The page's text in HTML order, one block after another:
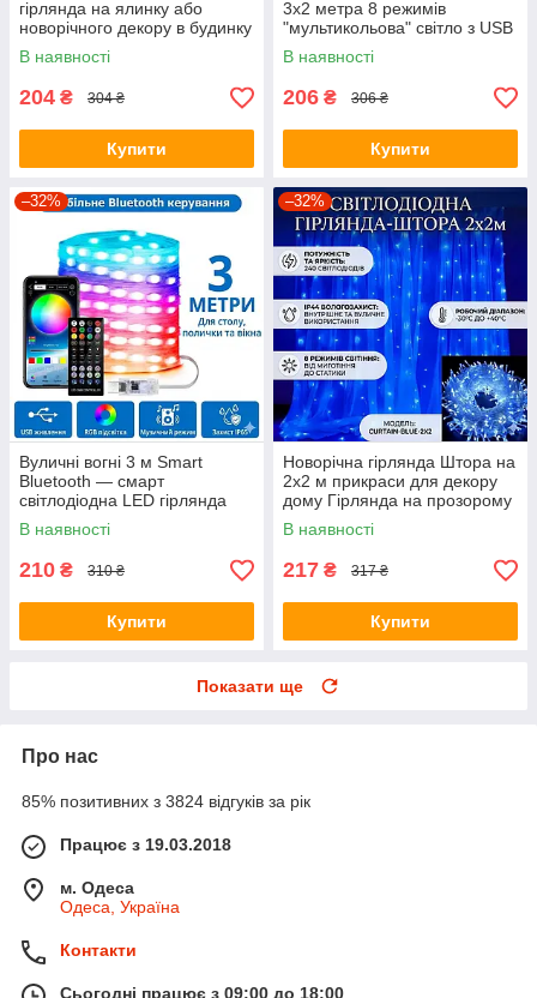
гірлянда на ялинку або
новорічного декору в будинку
або на вулицю
водонепроникна IP65 з
керуванням SMART
В наявності
204 ₴ 304 ₴
Купити
3х2 метра 8 режимів
"мультикольова" світло з USB
і пультом ДК
В наявності
206 ₴ 306 ₴
Купити
–32%
Вуличні вогні 3 м Smart
Bluetooth — смарт
світлодіодна LED гірлянда
RGB, музична, USB, IP65
В наявності
210 ₴ 310 ₴
Купити
–32%
Новорічна гірлянда Штора на
2х2 м прикраси для декору
дому Гірлянда на прозорому
дроті від мережі Синій
В наявності
217 ₴ 317 ₴
Купити
Показати ще
Про нас
85% позитивних з 3824 відгуків за рік
Працює з 19.03.2018
м. Одеса
Одеса, Україна
Контакти
Сьогодні працює з 09:00 до 18:00